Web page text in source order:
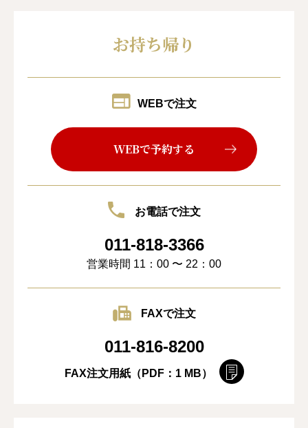
お持ち帰り
WEBで注文
WEBで予約する
お電話で注文
011-818-3366
営業時間 11：00 〜 22：00
FAXで注文
011-816-8200
FAX注文用紙（PDF：1 MB）